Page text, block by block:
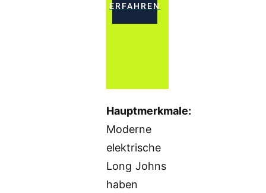
ERFAHREN
Hauptmerkmale:
Moderne
elektrische
Long Johns
haben